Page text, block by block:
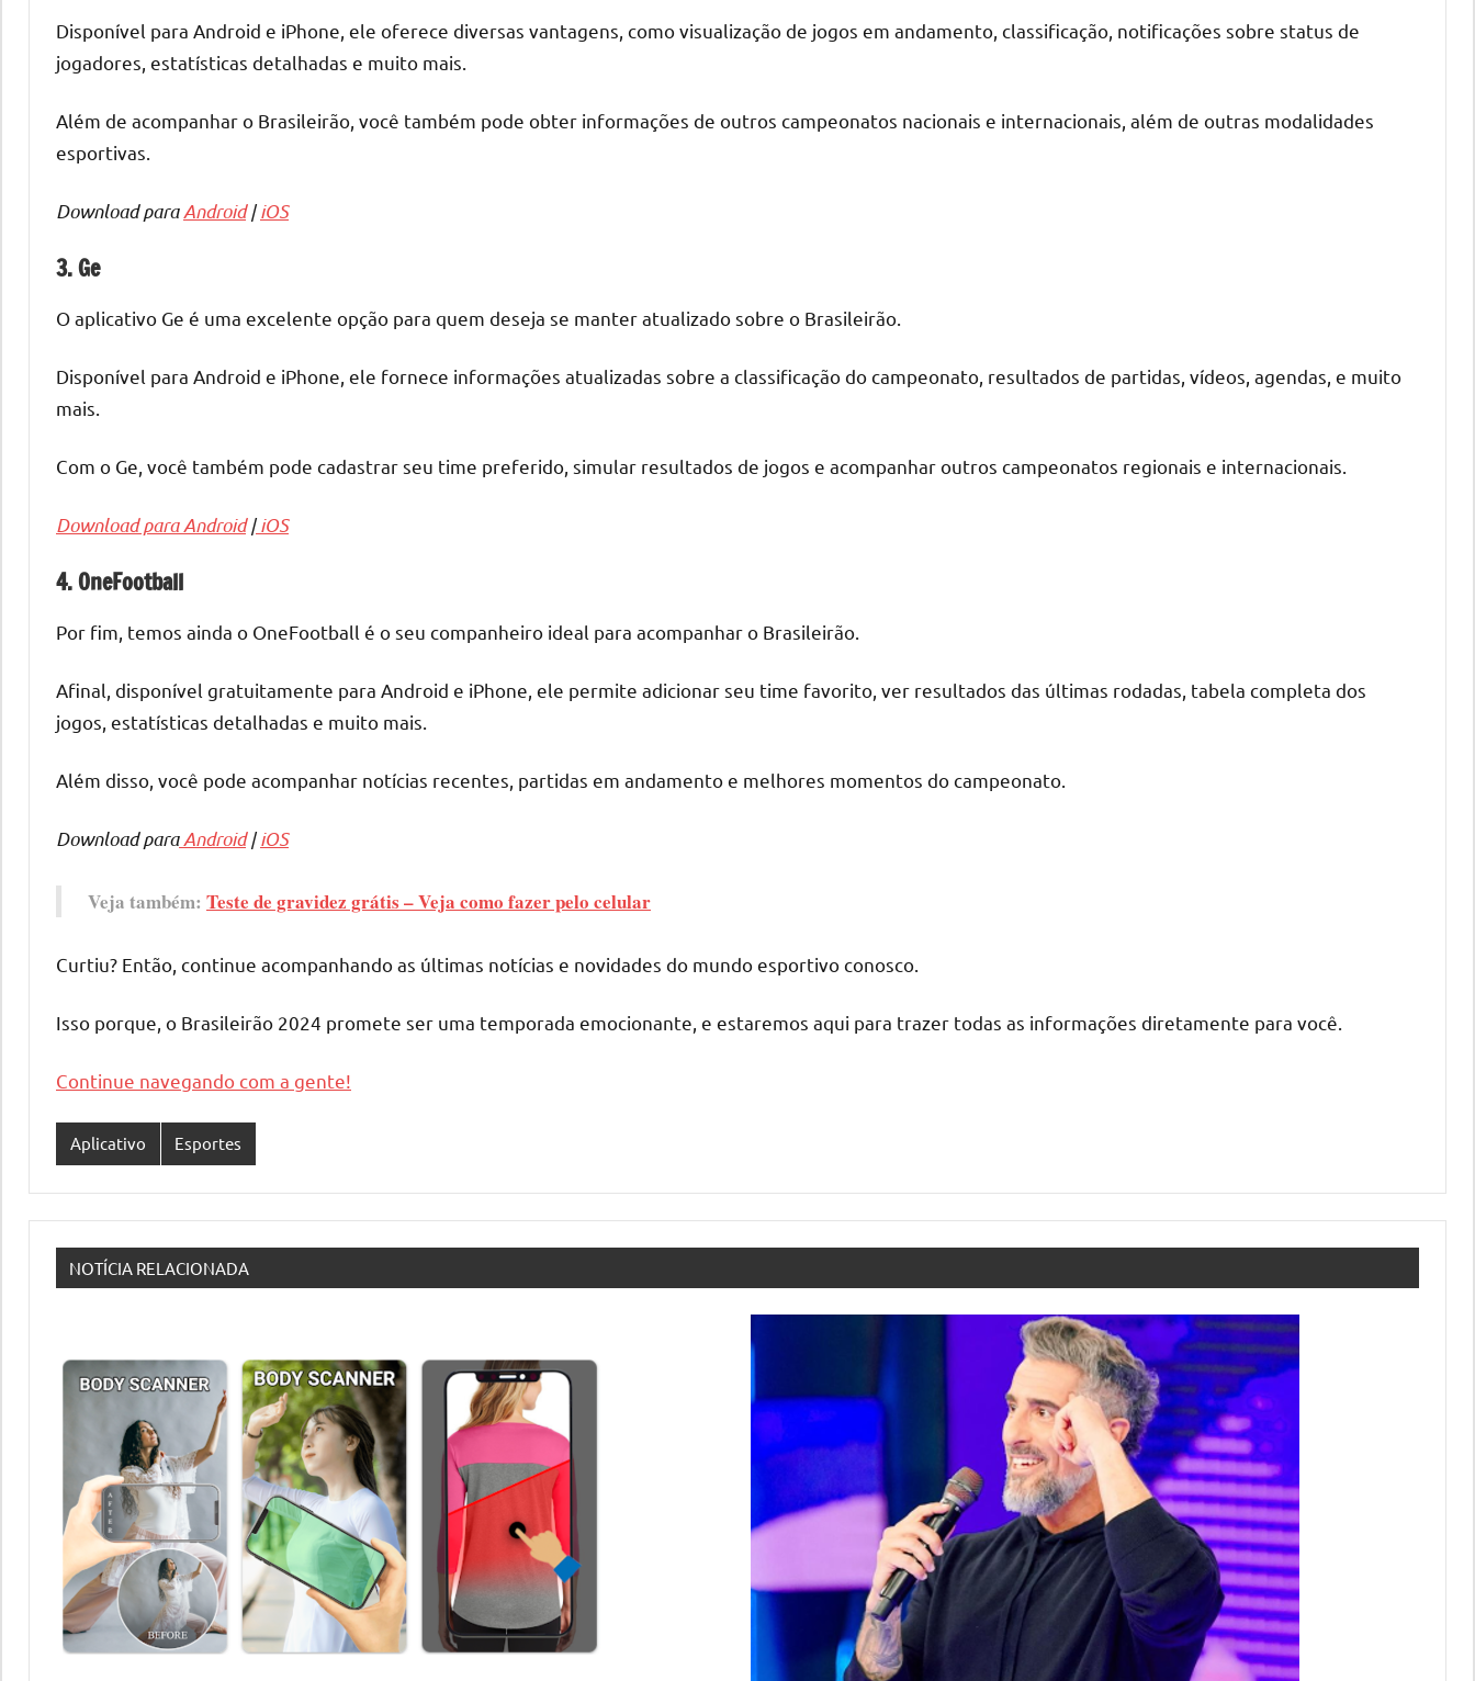
Disponível para Android e iPhone, ele oferece diversas vantagens, como visualização de jogos em andamento, classificação, notificações sobre status de
jogadores, estatísticas detalhadas e muito mais.
Além de acompanhar o Brasileirão, você também pode obter informações de outros campeonatos nacionais e internacionais, além de outras modalidades
esportivas.
Download paraAndroid|iOS
3. Ge
O aplicativo Ge é uma excelente opção para quem deseja se manter atualizado sobre o Brasileirão.
Disponível para Android e iPhone, ele fornece informações atualizadas sobre a classificação do campeonato, resultados de partidas, vídeos, agendas, e muito
mais.
Com o Ge, você também pode cadastrar seu time preferido, simular resultados de jogos e acompanhar outros campeonatos regionais e internacionais.
Download paraAndroid|iOS
4. OneFootball
Por fim, temos ainda o OneFootball é o seu companheiro ideal para acompanhar o Brasileirão.
Afinal, disponível gratuitamente para Android e iPhone, ele permite adicionar seu time favorito, ver resultados das últimas rodadas, tabela completa dos
jogos, estatísticas detalhadas e muito mais.
Além disso, você pode acompanhar notícias recentes, partidas em andamento e melhores momentos do campeonato.
Download paraAndroid|iOS
Veja também: Teste de gravidez grátis – Veja como fazer pelo celular
Curtiu? Então, continue acompanhando as últimas notícias e novidades do mundo esportivo conosco.
Isso porque, o Brasileirão 2024 promete ser uma temporada emocionante, e estaremos aqui para trazer todas as informações diretamente para você.
Continue navegando com a gente!
Aplicativo Esportes
NOTÍCIA RELACIONADA